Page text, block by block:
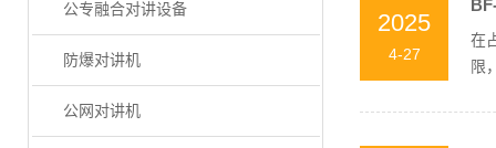
公专融合对讲设备
防爆对讲机
公网对讲机
2025
4-27
在
限